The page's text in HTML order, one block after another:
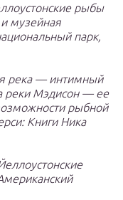
рыбы
музейная
парк,
река — интимный
реки Мэдисон — ее
рыбной
Книги Ника